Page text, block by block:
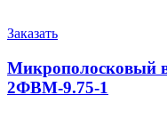
Заказать
Микрополосковый
2ФВМ-9.75-1